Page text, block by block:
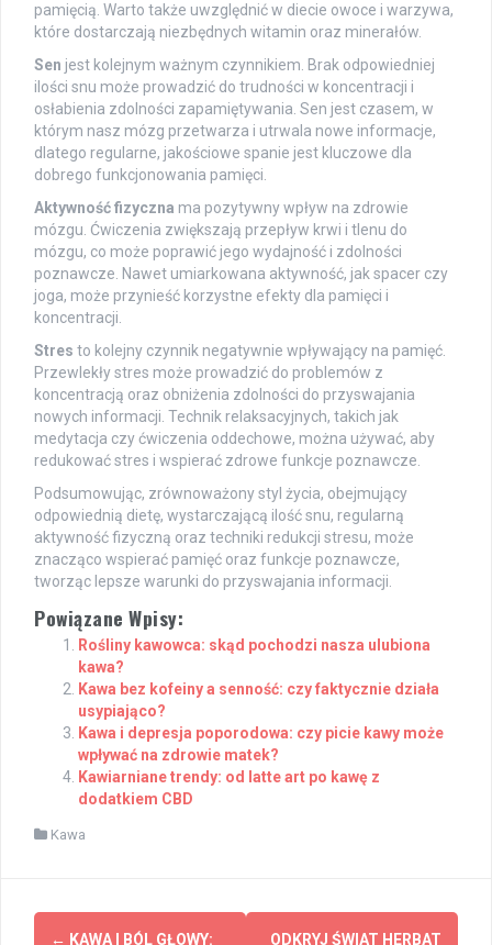
pamięcią. Warto także uwzględnić w diecie owoce i warzywa,
które dostarczają niezbędnych witamin oraz minerałów.
Sen jest kolejnym ważnym czynnikiem. Brak odpowiedniej
ilości snu może prowadzić do trudności w koncentracji i
osłabienia zdolności zapamiętywania. Sen jest czasem, w
którym nasz mózg przetwarza i utrwala nowe informacje,
dlatego regularne, jakościowe spanie jest kluczowe dla
dobrego funkcjonowania pamięci.
Aktywność fizyczna ma pozytywny wpływ na zdrowie
mózgu. Ćwiczenia zwiększają przepływ krwi i tlenu do
mózgu, co może poprawić jego wydajność i zdolności
poznawcze. Nawet umiarkowana aktywność, jak spacer czy
joga, może przynieść korzystne efekty dla pamięci i
koncentracji.
Stres to kolejny czynnik negatywnie wpływający na pamięć.
Przewlekły stres może prowadzić do problemów z
koncentracją oraz obniżenia zdolności do przyswajania
nowych informacji. Technik relaksacyjnych, takich jak
medytacja czy ćwiczenia oddechowe, można używać, aby
redukować stres i wspierać zdrowe funkcje poznawcze.
Podsumowując, zrównoważony styl życia, obejmujący
odpowiednią dietę, wystarczającą ilość snu, regularną
aktywność fizyczną oraz techniki redukcji stresu, może
znacząco wspierać pamięć oraz funkcje poznawcze,
tworząc lepsze warunki do przyswajania informacji.
Powiązane Wpisy:
Rośliny kawowca: skąd pochodzi nasza ulubiona
kawa?
Kawa bez kofeiny a senność: czy faktycznie działa
usypiająco?
Kawa i depresja poporodowa: czy picie kawy może
wpływać na zdrowie matek?
Kawiarniane trendy: od latte art po kawę z
dodatkiem CBD
Kawa
Post
← KAWA I BÓL GŁOWY: ODKRYJ ŚWIAT HERBAT